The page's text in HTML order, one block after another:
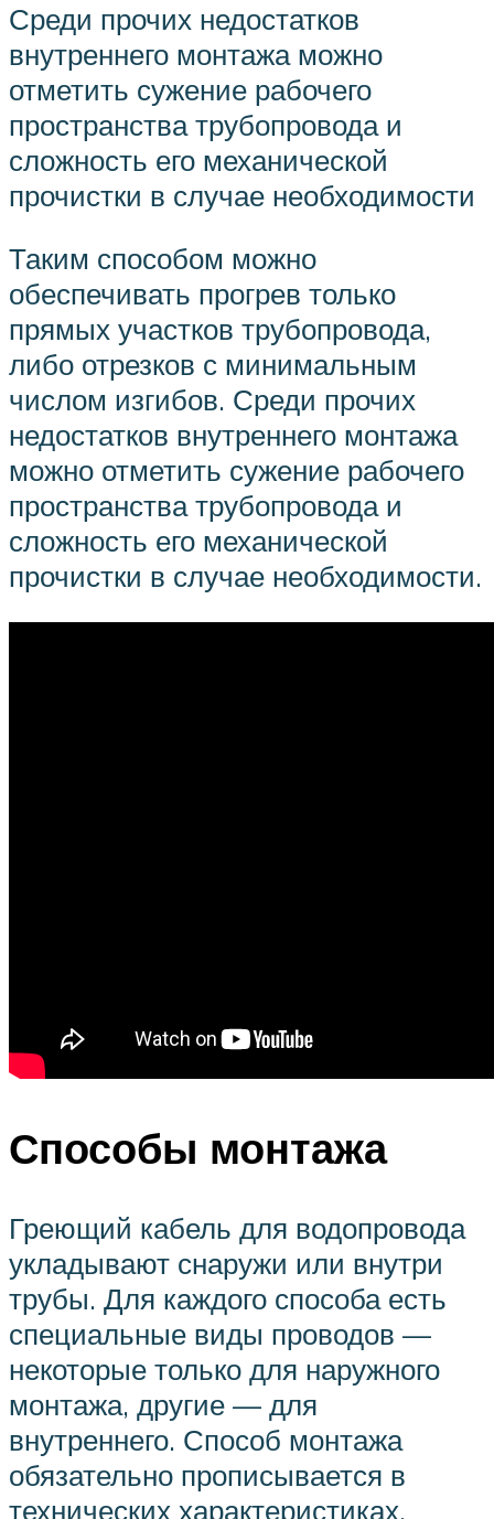
Среди прочих недостатков
внутреннего монтажа можно
отметить сужение рабочего
пространства трубопровода и
сложность его механической
прочистки в случае необходимости
Таким способом можно
обеспечивать прогрев только
прямых участков трубопровода,
либо отрезков с минимальным
числом изгибов. Среди прочих
недостатков внутреннего монтажа
можно отметить сужение рабочего
пространства трубопровода и
сложность его механической
прочистки в случае необходимости.
Способы монтажа
Греющий кабель для водопровода
укладывают снаружи или внутри
трубы. Для каждого способа есть
специальные виды проводов —
некоторые только для наружного
монтажа, другие — для
внутреннего. Способ монтажа
обязательно прописывается в
технических характеристиках.